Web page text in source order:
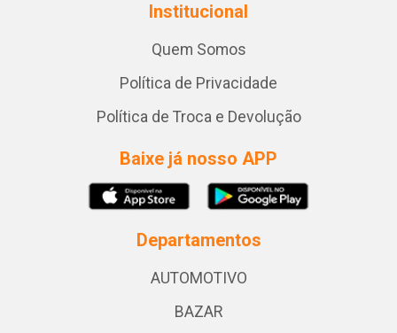
Institucional
Quem Somos
Política de Privacidade
Política de Troca e Devolução
Baixe já nosso APP
Departamentos
AUTOMOTIVO
BAZAR